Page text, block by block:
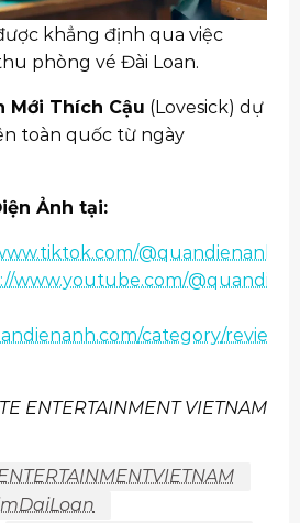
khẳng định qua việc
phòng vé Đài Loan.
Mới Thích Cậu (Lovesick) dự
toàn quốc từ ngày
Ảnh tại:
@quandienanh
www.youtube.com/
category/review-
ENTERTAINMENT VIETNAM